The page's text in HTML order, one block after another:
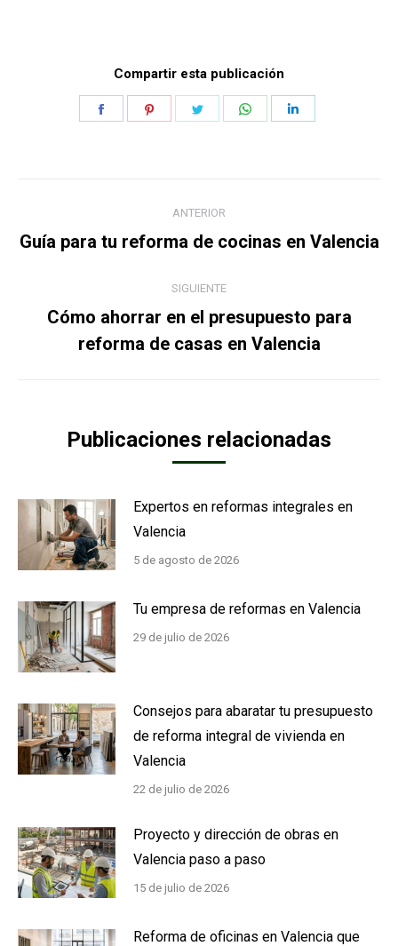
Compartir esta publicación
entre
publicaciones
ANTERIOR
Publicación
Guía para tu reforma de cocinas en Valencia
SIGUIENTE
Publicación
siguiente:
Cómo ahorrar en el presupuesto para
reforma de casas en Valencia
Publicaciones relacionadas
Expertos en reformas integrales en
Valencia
5 de agosto de 2026
Tu empresa de reformas en Valencia
29 de julio de 2026
Consejos para abaratar tu presupuesto
de reforma integral de vivienda en
Valencia
22 de julio de 2026
Proyecto y dirección de obras en
Valencia paso a paso
15 de julio de 2026
Reforma de oficinas en Valencia que